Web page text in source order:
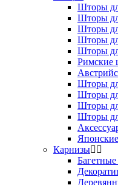
Шторы
Шторы
Шторы
Шторы
Шторы
Римские
Шторы
Шторы
Шторы
Шторы
Карнизы